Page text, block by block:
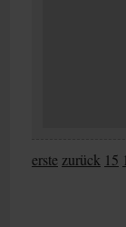
erste zurück 15